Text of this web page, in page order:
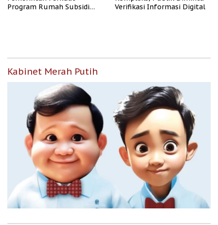
Program Rumah Subsidi
Verifikasi Informasi Digital
Kabinet Merah Putih